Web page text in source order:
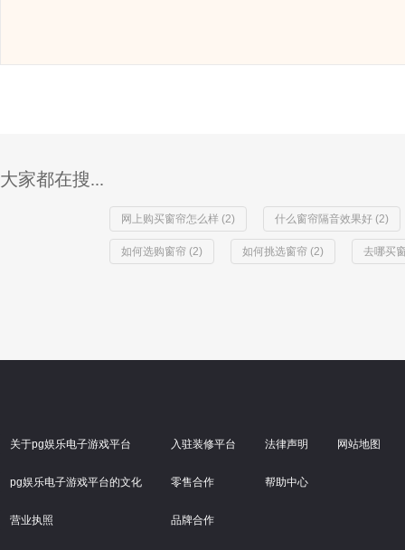
大家都在搜...
网上购买窗帘怎么样 (2) 什么窗帘隔音效果好 (2)
如何选购窗帘 (2) 如何挑选窗帘 (2) 去哪买
关于pg娱乐电子游戏平台
pg娱乐电子游戏平台的文化
营业执照
入驻装修平台
零售合作
品牌合作
法律声明
帮助中心
网站地图